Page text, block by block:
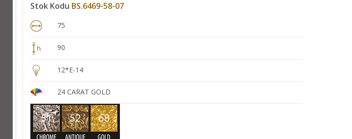
Stok Kodu BS.6469-58-07
75
90
12*E-14
24 CARAT GOLD